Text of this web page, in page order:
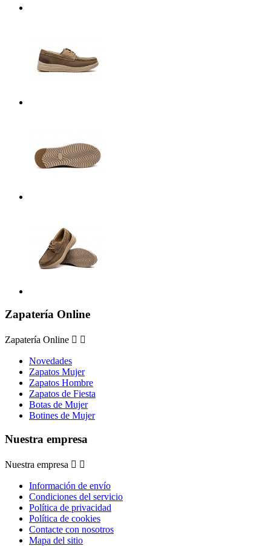
Zapatería Online
Zapatería Online  
Novedades
Zapatos Mujer
Zapatos Hombre
Zapatos de Fiesta
Botas de Mujer
Botines de Mujer
Nuestra empresa
Nuestra empresa  
Información de envío
Condiciones del servicio
Política de privacidad
Política de cookies
Contacte con nosotros
Mapa del sitio